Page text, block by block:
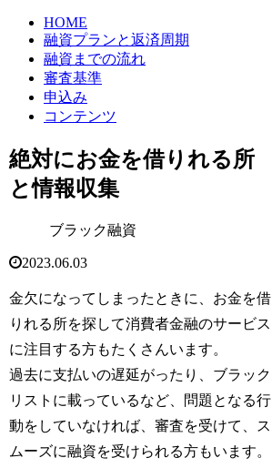
HOME
融資プランと返済周期
融資までの流れ
審査基準
申込み
コンテンツ
絶対にお金を借りれる所
と情報収集
ブラック融資
2023.06.03
金欠になってしまったときに、お金を借
りれる所を探して消費者金融のサービス
に注目する方もたくさんいます。
過去に支払いの遅延がったり、ブラック
リストに載っているなど、問題となる行
動をしていなければ、審査を受けて、ス
ムーズに融資を受けられる方もいます。